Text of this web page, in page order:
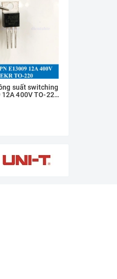
suất switching
12A 400V TO-220